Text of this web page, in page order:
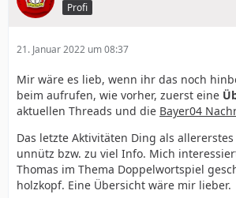
Profi
21. Januar 2022 um 08:37
Mir wäre es lieb, wenn ihr das noch
beim aufrufen, wie vorher, zuerst eine
aktuellen Threads und die Bayer04
Das letzte Aktivitäten Ding als
unnütz bzw. zu viel Info. Mich
Thomas im Thema Doppelwortspiel
holzkopf. Eine Übersicht wäre mir lieber.